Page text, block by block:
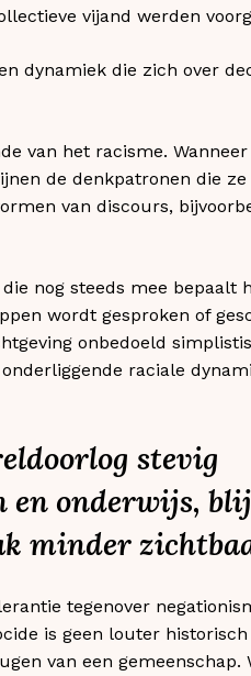
vijand werden
dynamiek die zich over
van het racisme.
de denkpatronen die ze
van discours,
nog steeds mee bepaalt
wordt gesproken of
onbedoeld
raciale
stevig
en onderwijs,
minder
tegenover
is geen louter
van een gemeenschap.